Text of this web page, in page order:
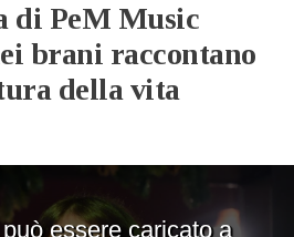
di PeM Music
brani raccontano
della vita